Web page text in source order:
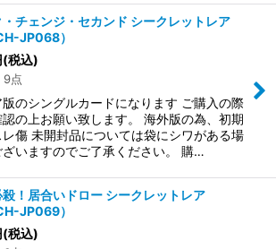
・チェンジ・セカンド シークレットレア
JP068）
(税込)
9点
版のシングルカードになります ご購入の際
認の上お願い致します。 海外版の為、初期
傷 未開封品については袋にシワがある場
ざいますのでご了承ください。 購…
！居合いドロー シークレットレア
JP069）
(税込)